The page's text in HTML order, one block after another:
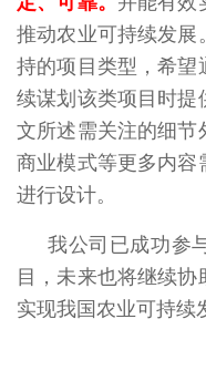
推动农业可持续发展
持的项目类型，希望
续谋划该类项目时提
文所述需关注的细节
商业模式等更多内容
进行设计。
我公司已成功参
目，未来也将继续
实现我国农业可持续